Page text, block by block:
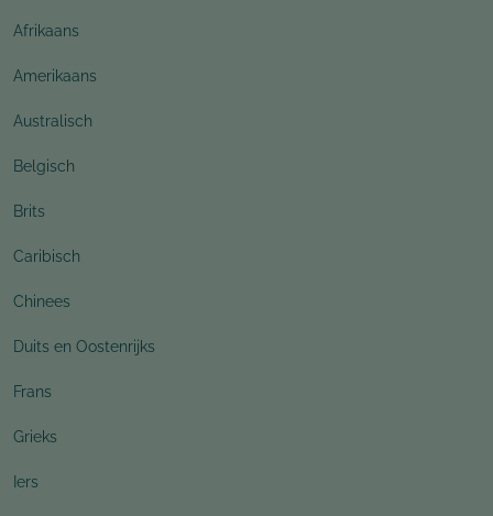
Afrikaans
Amerikaans
Australisch
Belgisch
Brits
Caribisch
Chinees
Duits en Oostenrijks
Frans
Grieks
Iers